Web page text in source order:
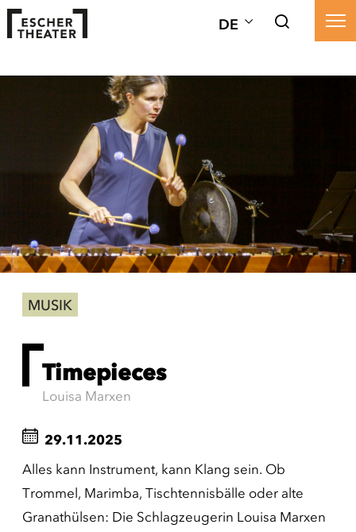
DE
MUSIK
Timepieces
Louisa Marxen
29.11.2025
Alles kann Instrument, kann Klang sein. Ob
Trommel, Marimba, Tischtennisbälle oder alte
Granathülsen: Die Schlagzeugerin Louisa Marxen